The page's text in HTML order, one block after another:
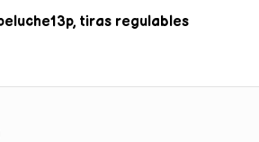
tiras regulables